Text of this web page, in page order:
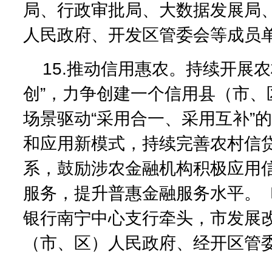
局、行政审批局、大数据发展局
人民政府、开发区管委会等成员
15.推动信用惠农。持续开展
创”，力争创建一个信用县（市
场景驱动“采用合一、采用互补”
和应用新模式，持续完善农村信
系，鼓励涉农金融机构积极应用
服务，提升普惠金融服务水平。
银行南宁中心支行牵头，市发展
（市、区）人民政府、经开区管